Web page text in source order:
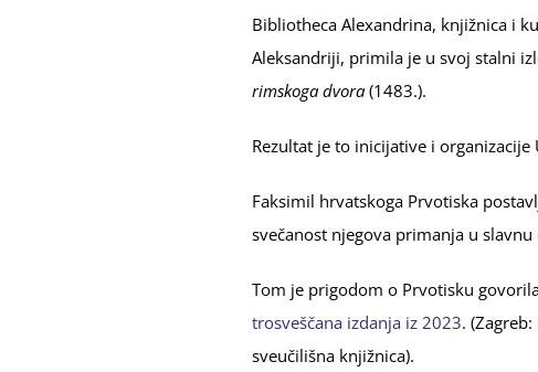
Bibliotheca Alexandrina, knjižnica i
Aleksandriji, primila je u svoj stalni
rimskoga dvora (1483.).
Rezultat je to inicijative i
Faksimil hrvatskoga Prvotiska
svečanost njegova primanja u
Tom je prigodom o Prvotisku
trosveščana izdanja iz 2023.
sveučilišna knjižnica).